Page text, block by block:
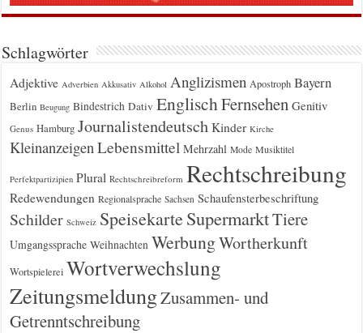
Schlagwörter
Adjektive Adverbien Akkusativ Alkohol Anglizismen Apostroph Bayern
Berlin Beugung Bindestrich Dativ EnglischFernsehen Genitiv
Genus Hamburg Journalistendeutsch Kinder Kirche
Kleinanzeigen Lebensmittel Mehrzahl Mode Musiktitel
Perfektpartizipien Plural Rechtschreibreform Rechtschreibung
Redewendungen Regionalsprache Sachsen Schaufensterbeschriftung
Schilder Schweiz Speisekarte SupermarktTiere
Umgangssprache Weihnachten WerbungWortherkunft
Wortspielerei Wortverwechslung
ZeitungsmeldungZusammen- und
Getrenntschreibung